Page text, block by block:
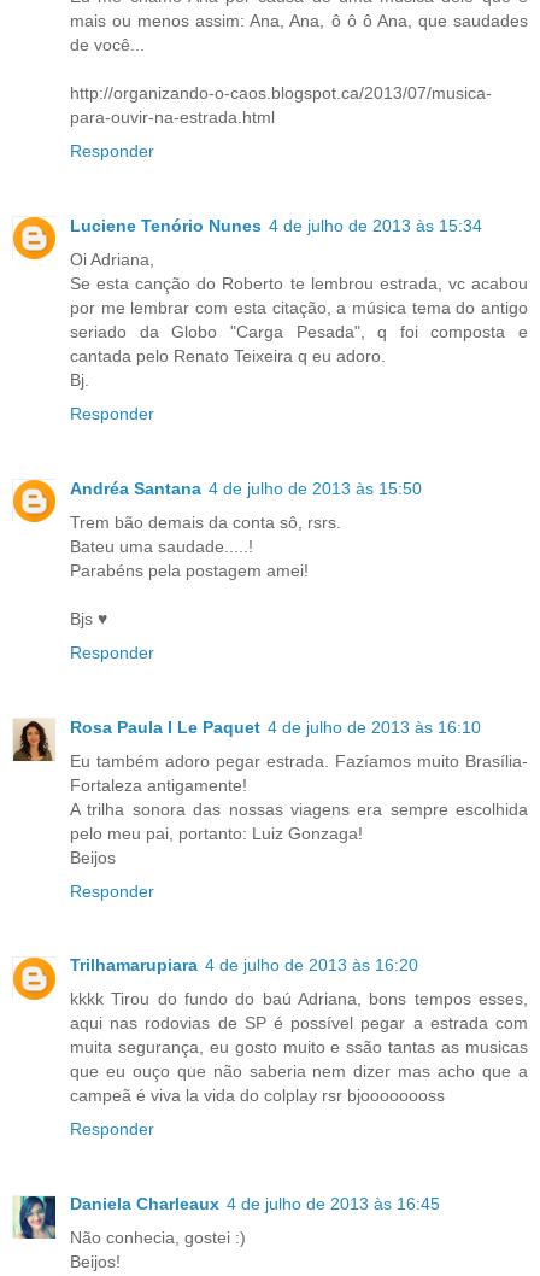
mais ou menos assim: Ana, Ana, ô ô ô Ana, que saudades
de você...
http://organizando-o-caos.blogspot.ca/2013/07/musica-
para-ouvir-na-estrada.html
Responder
Luciene Tenório Nunes 4 de julho de 2013 às 15:34
Oi Adriana,
Se esta canção do Roberto te lembrou estrada, vc acabou
por me lembrar com esta citação, a música tema do antigo
seriado da Globo "Carga Pesada", q foi composta e
cantada pelo Renato Teixeira q eu adoro.
Bj.
Responder
Andréa Santana 4 de julho de 2013 às 15:50
Trem bão demais da conta sô, rsrs.
Bateu uma saudade.....!
Parabéns pela postagem amei!
Bjs ♥
Responder
Rosa Paula I Le Paquet 4 de julho de 2013 às 16:10
Eu também adoro pegar estrada. Fazíamos muito Brasília-
Fortaleza antigamente!
A trilha sonora das nossas viagens era sempre escolhida
pelo meu pai, portanto: Luiz Gonzaga!
Beijos
Responder
Trilhamarupiara 4 de julho de 2013 às 16:20
kkkk Tirou do fundo do baú Adriana, bons tempos esses,
aqui nas rodovias de SP é possível pegar a estrada com
muita segurança, eu gosto muito e ssão tantas as musicas
que eu ouço que não saberia nem dizer mas acho que a
campeã é viva la vida do colplay rsr bjoooooooss
Responder
Daniela Charleaux 4 de julho de 2013 às 16:45
Não conhecia, gostei :)
Beijos!